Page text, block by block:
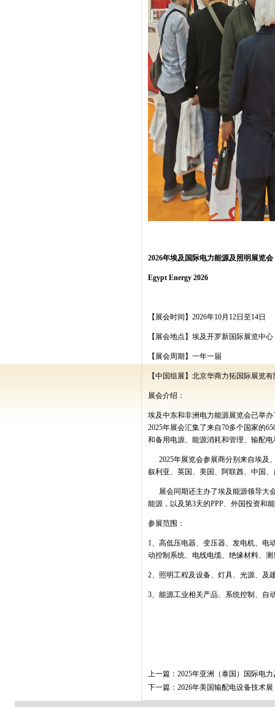
2026年埃及国际电力能源及照明展览会
Egypt Energy 2026
【展会时间】2026年10月12日至14日
【展会地点】 埃及开罗新国际展览中心
【展会周期】一年一届
【中国组展】北京华商力拓国际展览
展会介绍：
埃及中东和非洲电力能源展览会已举
2025年展会汇集了来自70多个国家的
和备用电源、能源消耗和管理、输配
2025年展览会参展商分别来自埃及
叙利亚、英国、美国、阿联酋、中国
展会同期还主办了埃及能源领导大
能源，以及第3天的PPP、外国投资和
参展范围：
1、高低压电器、变压器、发电机、电
动控制系统、电线电缆、绝缘材料、
2、照明工程及设备、灯具、光源、及
3、能源工业相关产品、系统控制、自
上一篇： 2025年亚洲（泰国）国际电
下一篇： 2026年美国输配电设备技术展